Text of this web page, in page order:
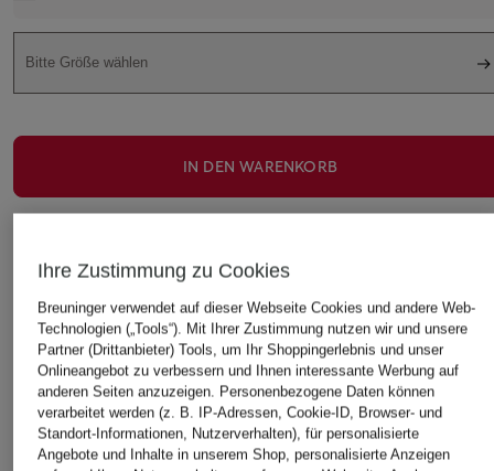
Bitte Größe wählen
IN DEN WARENKORB
STILVOLLE EMPFEHLUNGEN FÜR SIE
Ihre Zustimmung zu Cookies
Breuninger verwendet auf dieser Webseite Cookies und andere Web-
Technologien („Tools“). Mit Ihrer Zustimmung nutzen wir und unsere
Partner (Drittanbieter) Tools, um Ihr Shoppingerlebnis und unser
Onlineangebot zu verbessern und Ihnen interessante Werbung auf
anderen Seiten anzuzeigen. Personenbezogene Daten können
verarbeitet werden (z. B. IP-Adressen, Cookie-ID, Browser- und
Standort-Informationen, Nutzerverhalten), für personalisierte
Angebote und Inhalte in unserem Shop, personalisierte Anzeigen